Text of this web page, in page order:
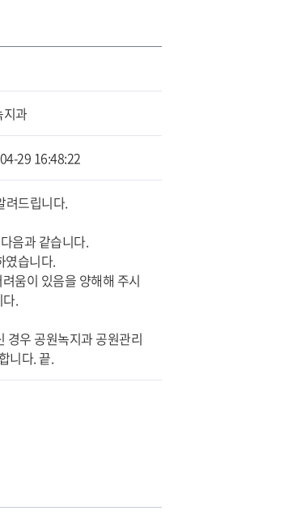
지과
29 16:48:22
려드립니다.
음과 같습니다.
습니다.
움이 있음을 양해해 주시
.
경우 공원녹지과 공원관리
니다. 끝.